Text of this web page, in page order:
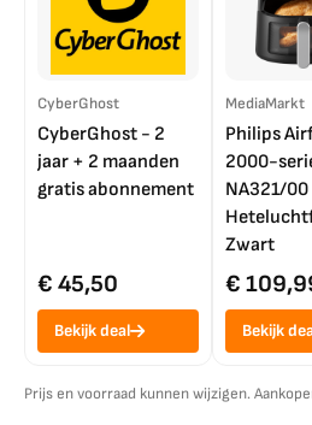
CyberGhost
CyberGhost - 2
jaar + 2 maanden
gratis abonnement
€ 45,50
Bekijk deal
MediaMarkt
Philips
2000-
NA321/00
Zwart
€
Bekijk
Prijs en voorraad kunnen wijzigen.